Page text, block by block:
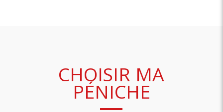
CHOISIR MA
PÉNICHE